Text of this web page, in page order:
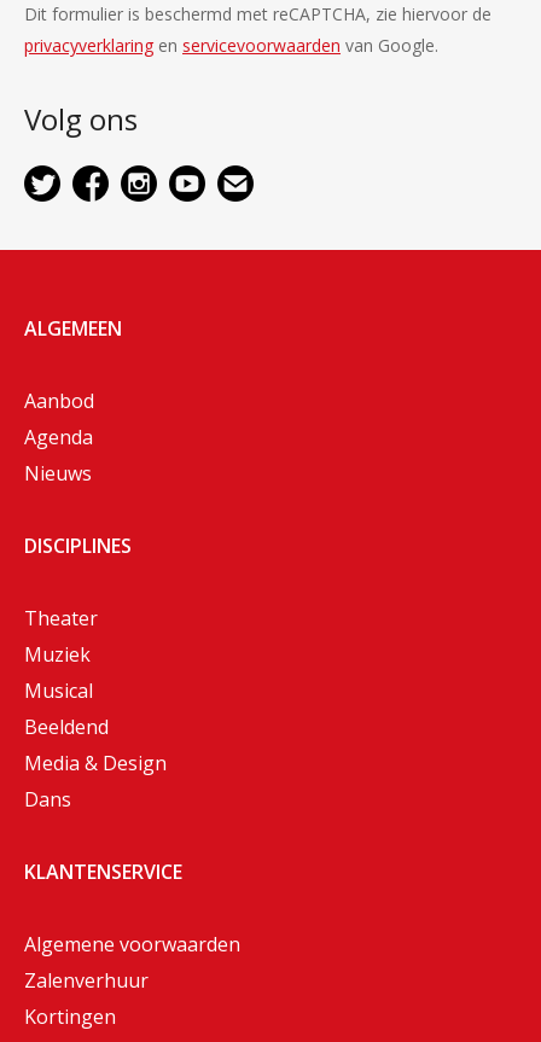
Dit formulier is beschermd met reCAPTCHA, zie hiervoor de
privacyverklaring en servicevoorwaarden van Google.
Volg ons
ALGEMEEN
Aanbod
Agenda
Nieuws
DISCIPLINES
Theater
Muziek
Musical
Beeldend
Media & Design
Dans
KLANTENSERVICE
Algemene voorwaarden
Zalenverhuur
Kortingen